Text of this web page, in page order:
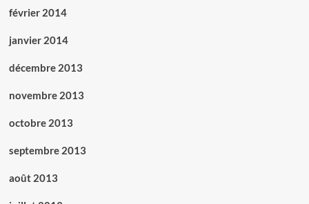
février 2014
janvier 2014
décembre 2013
novembre 2013
octobre 2013
septembre 2013
août 2013